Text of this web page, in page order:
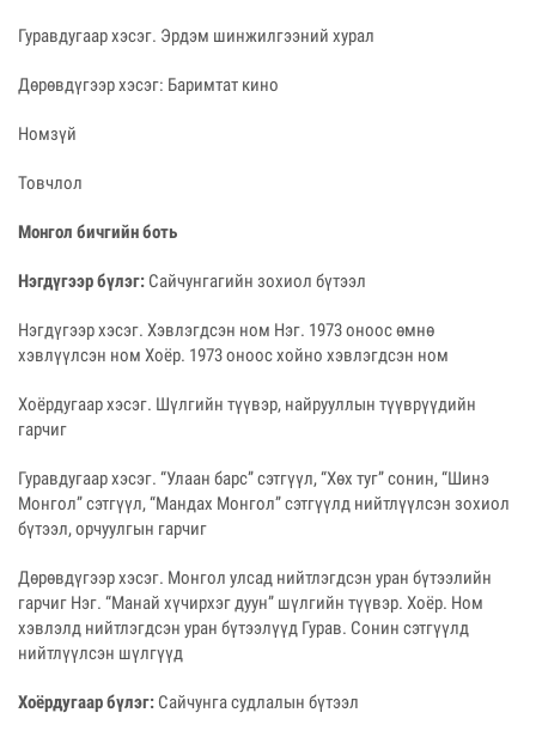
Гуравдугаар хэсэг. Эрдэм шинжилгээний хурал
Дөрөвдүгээр хэсэг: Баримтат кино
Номзүй
Товчлол
Монгол бичгийн боть
Нэгдүгээр бүлэг: Сайчунгагийн зохиол бүтээл
Нэгдүгээр хэсэг. Хэвлэгдсэн ном Нэг. 1973 оноос өмнө
хэвлүүлсэн ном Хоёр. 1973 оноос хойно хэвлэгдсэн ном
Хоёрдугаар хэсэг. Шүлгийн түүвэр, найрууллын түүврүүдийн
гарчиг
Гуравдугаар хэсэг. “Улаан барс” сэтгүүл, “Хөх туг” сонин, “Шинэ
Монгол” сэтгүүл, “Мандах Монгол” сэтгүүлд нийтлүүлсэн зохиол
бүтээл, орчуулгын гарчиг
Дөрөвдүгээр хэсэг. Монгол улсад нийтлэгдсэн уран бүтээлийн
гарчиг Нэг. “Манай хүчирхэг дуун” шүлгийн түүвэр. Хоёр. Ном
хэвлэлд нийтлэгдсэн уран бүтээлүүд Гурав. Сонин сэтгүүлд
нийтлүүлсэн шүлгүүд
Хоёрдугаар бүлэг: Сайчунга судлалын бүтээл